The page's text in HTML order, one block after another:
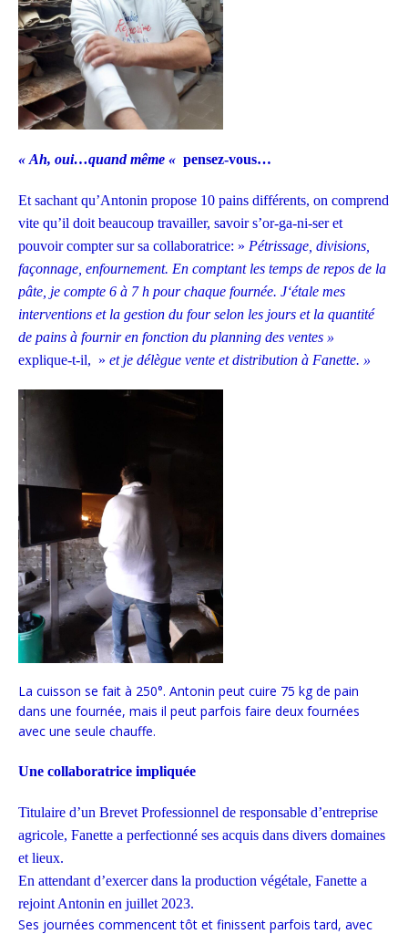
« Ah, oui…quand même « pensez-vous…
Et sachant qu’Antonin propose 10 pains différents, on comprend
vite qu’il doit beaucoup travailler, savoir s’or-ga-ni-ser et
pouvoir compter sur sa collaboratrice: » Pétrissage, divisions,
façonnage, enfournement. En comptant les temps de repos de la
pâte, je compte 6 à 7 h pour chaque fournée. J‘étale mes
interventions et la gestion du fourselon les jours et la quantité
de pains à fournir en fonction du planning des ventes »
explique-t-il, » et je délègue vente et distribution à Fanette. »
La cuisson se fait à 250°. Antonin peut cuire 75 kg de pain
dans une fournée, mais il peut parfois faire deux fournées
avec une seule chauffe.
Une collaboratrice impliquée
Titulaire d’un Brevet Professionnel de responsable d’entreprise
agricole, Fanette a perfectionné ses acquis dans divers domaines
et lieux.
En attendant d’exercer dans la production végétale, Fanette a
rejoint Antonin en juillet 2023.
Ses journées commencent tôt et finissent parfois tard, avec